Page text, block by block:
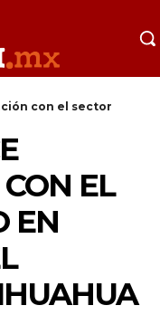
con el sector
EL
EN